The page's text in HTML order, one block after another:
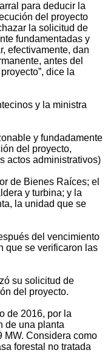
para deducir la
del proyecto
la solicitud de
fundamentadas y
efectivamente, dan
antes del
dice la
y la ministra
y fundadamente
del proyecto,
actos administrativos)
de Bienes Raíces; el
y turbina; y la
la unidad que se
del vencimiento
que se verificaron las
su solicitud de
del proyecto.
de 2016, por la
de una planta
MW. Considera como
forestal no tratada